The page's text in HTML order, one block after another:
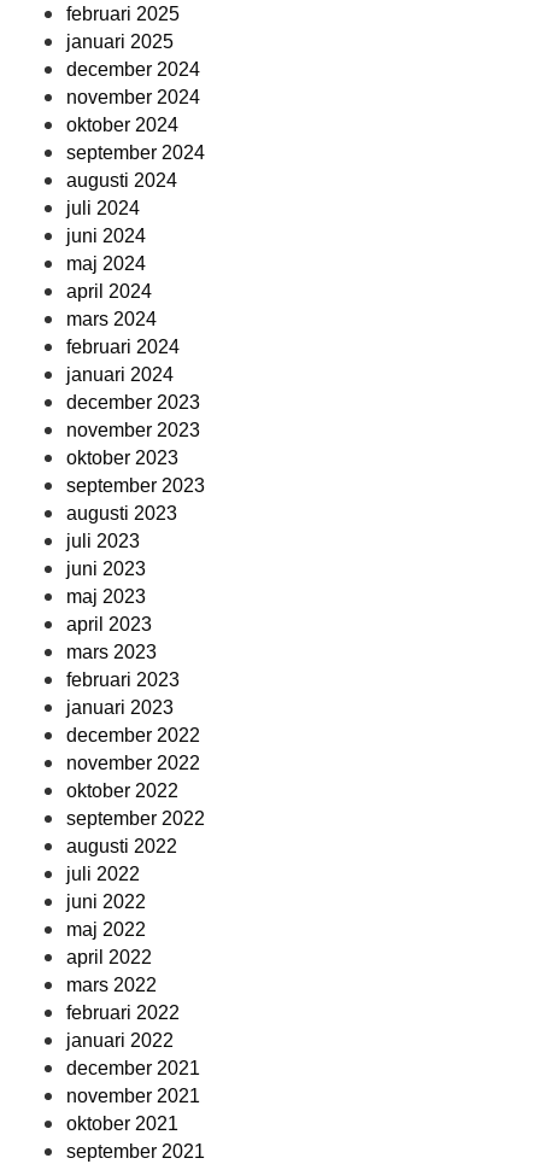
februari 2025
januari 2025
december 2024
november 2024
oktober 2024
september 2024
augusti 2024
juli 2024
juni 2024
maj 2024
april 2024
mars 2024
februari 2024
januari 2024
december 2023
november 2023
oktober 2023
september 2023
augusti 2023
juli 2023
juni 2023
maj 2023
april 2023
mars 2023
februari 2023
januari 2023
december 2022
november 2022
oktober 2022
september 2022
augusti 2022
juli 2022
juni 2022
maj 2022
april 2022
mars 2022
februari 2022
januari 2022
december 2021
november 2021
oktober 2021
september 2021